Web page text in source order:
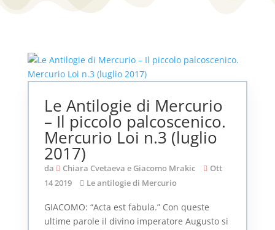
Le Antilogie di Mercurio
– Il piccolo palcoscenico.
Mercurio Loi n.3 (luglio
2017)
da Chiara Cvetaeva e Giacomo Mrakic
Ott
14 2019
Le antilogie di Mercurio
GIACOMO: “Acta est fabula.” Con queste
ultime parole il divino imperatore Augusto si